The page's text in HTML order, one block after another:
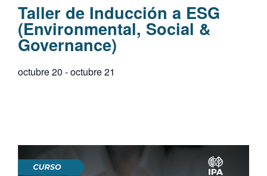
Taller de Inducción a ESG
(Environmental, Social &
Governance)
octubre 20 -octubre 21